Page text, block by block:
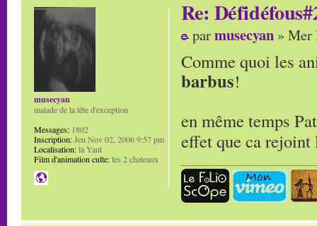
Re:
parmusecyan » Mer
Comme quoi les
barbus!
en même temps
effet que ca
musecyan
malade de la tête d'exception
Messages: 1802
Inscription:Jeu Nov 02, 2006 9:57 pm
Localisation:la Yaut
Film d'animation culte:les 2 chateaux